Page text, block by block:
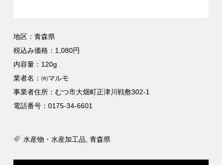
地区：青森県
税込み価格：1,080円
内容量：120g
業者名：㈲マルモ
事業者住所：むつ市大畑町正津川戦敷302-1
電話番号：0175-34-6601
水産物・水産加工品,青森県